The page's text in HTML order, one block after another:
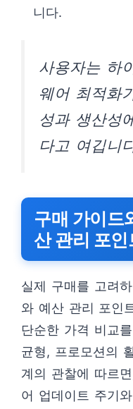
니다.
사용자는 하
웨어 최적화
성과 생산성
다고 여깁니
구매 가이드
산 관리 포인
실제 구매를 고려
와 예산 관리 포인
단순한 가격 비교
균형, 프로모션의
계의 관찰에 따르
어 업데이트 주기